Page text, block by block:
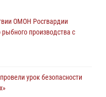
став очевидцами
спасателей, а
ОМОН Росгвардии
производства с
урок безопасности